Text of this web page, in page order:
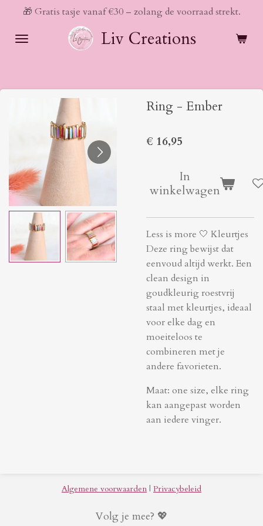
naar
Liv Creations
🎁 Gratis tasje vanaf €30 – zolang de voorraad strekt.
Ring - Ember
€ 16,95
In
winkelwagen
Less is more 🤍 Kleurtjes
Deze ring bewijst dat
eenvoud altijd werkt. Een
clean design in
goudkleurig roestvrij
staal met kleurtjes, ideaal
voor elke dag en
moeiteloos te
combineren met je
andere favorieten.
Maat: one size, elke ring
kan aangepast worden
aan iedere vinger.
Algemene voorwaarden | Privacybeleid
Volg je mee? 💖